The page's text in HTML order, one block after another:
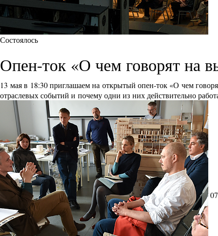
Состоялось
Опен-ток «О чем говорят на
13 мая в 18:30 приглашаем на открытый опен-ток «О чем
отраслевых событий и почему одни из них действительно